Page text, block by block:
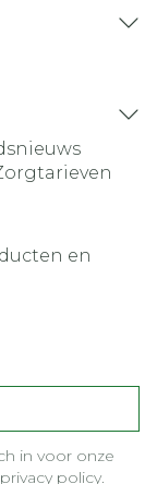
en
in voor onze
privacy policy.